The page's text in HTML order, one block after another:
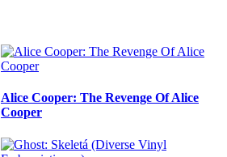
Alice Cooper: The Revenge Of Alice
Cooper